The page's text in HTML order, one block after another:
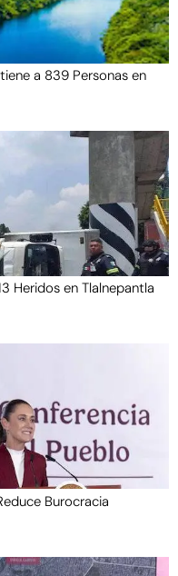
a 839 Personas en
Heridos en Tlalnepantla
Burocracia